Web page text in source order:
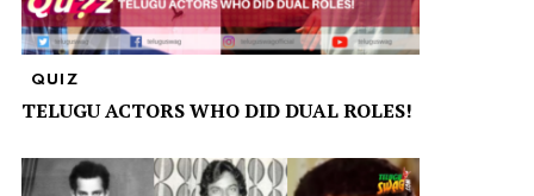
QUIZ
TELUGU ACTORS WHO DID DUAL ROLES!